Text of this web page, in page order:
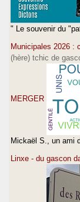
" Le souvenir du
Municipales 2026 :
(hère) tchic de
MERGER
Mickaël S., un ami
Linxe - du gascon